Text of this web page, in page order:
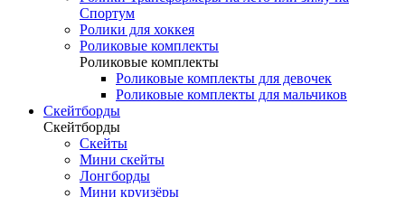
Спортум
Ролики для хоккея
Роликовые комплекты
Роликовые комплекты
Роликовые комплекты для девочек
Роликовые комплекты для мальчиков
Скейтборды
Скейтборды
Скейты
Мини скейты
Лонгборды
Мини круизёры